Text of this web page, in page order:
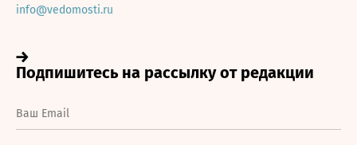
info@vedomosti.ru